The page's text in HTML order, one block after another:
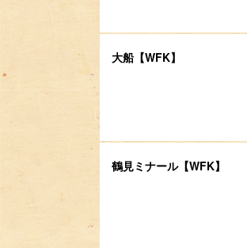
大船【WFK】
鶴見ミナール【WFK】